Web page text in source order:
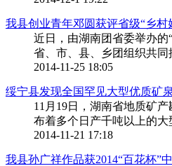
我县创业青年邓圆获评省级“乡村
近日，由湖南团省委举办
省、市、县、乡团组织共同
2014-11-25 18:05
绥宁县发现全国罕见大型优质矿
11月19日，湖南省地质矿
布着多个日产千吨以上的大
2014-11-21 17:18
我县孙广祥作品获2014“百花杯”